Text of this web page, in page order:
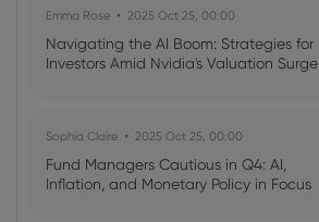
Emma Rose 2025 Oct 25, 00:00
Navigating the AI Boom: Strategies for
Investors Amid Nvidia's Valuation Surge
Sophia Claire 2025 Oct 25, 00:00
Fund Managers Cautious in Q4: AI,
Inflation, and Monetary Policy in Focus